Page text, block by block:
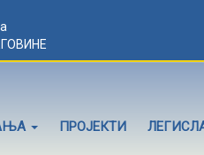
ПРОЈЕКТИ